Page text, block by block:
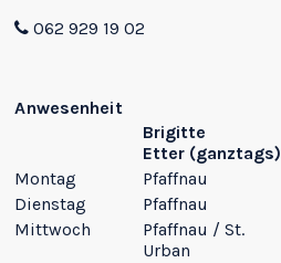
062 929 19 02
Anwesenheit
Brigitte
Etter (ganztags)
Montag
Pfaffnau
Dienstag
Pfaffnau
Mittwoch
Pfaffnau / St.
Urban